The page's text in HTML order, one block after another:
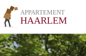
APPARTEMENT
HAARLEM